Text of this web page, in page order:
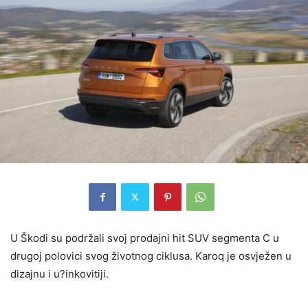
U Škodi su podržali svoj prodajni hit SUV segmenta C u
drugoj polovici svog životnog ciklusa. Karoq je osvježen u
dizajnu i u?inkovitiji.